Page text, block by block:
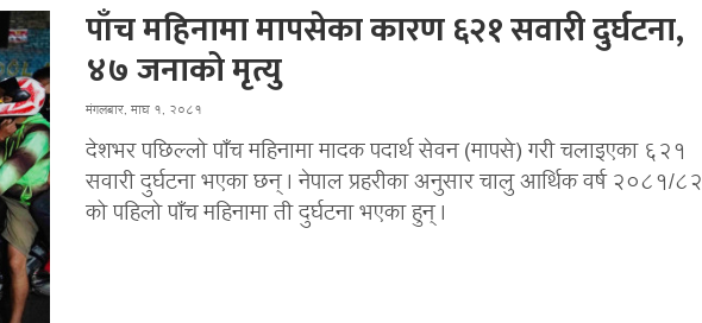
पाँच महिनामा मापसेका कारण ६२१ सवारी दुर्घटना,
४७ जनाको मृत्यु
मंगलबार, माघ १, २०८१
देशभर पछिल्लो पाँच महिनामा मादक पदार्थ सेवन (मापसे) गरी चलाइएका ६२१
सवारी दुर्घटना भएका छन् । नेपाल प्रहरीका अनुसार चालु आर्थिक वर्ष २०८१/८२
को पहिलो पाँच महिनामा ती दुर्घटना भएका हुन् ।